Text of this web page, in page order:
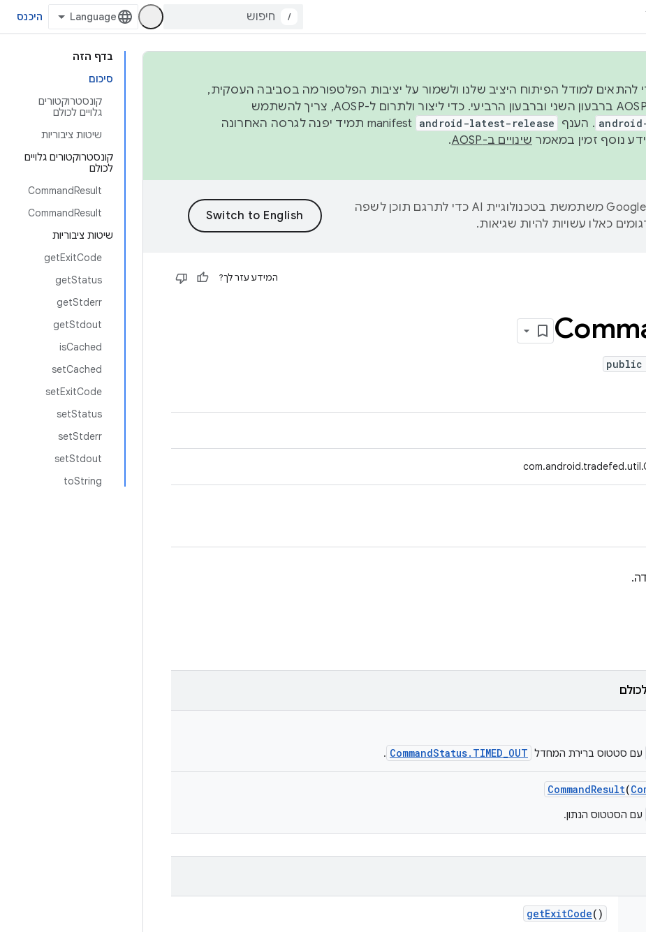
/ היכנס
בדף הזה
סיכום
קונסטרוקטורים
גלויים לכולם
שיטות ציבוריות
קונסטרוקטורים גלויים
לכולם
CommandResult
CommandResult
שיטות ציבוריות
getExitCode
getStatus
getStderr
getStdout
isCached
setCached
setExitCode
setStatus
setStderr
setStdout
toString
2026, כדי להתאים למודל הפיתוח היציב שלנו ולשמור על יציבות הפלטפורמה בסביבה העסקית,
נפרסם קוד מקור ב-AOSP ברבעון השני וברבעון הרביעי. כדי ליצור ולתרום ל-AOSP, צריך להשתמש
. הענף android-latest-release
manifest תמיד יפנה לגרסה האחרונה
שינויים ב-AOSP .
‫Google משתמשת בטכנולוגיית AI כדי לתרגם תוכן לשפה
כאלו עשויות להיות שגיאות.
המידע עזר לך?
public
עם סטטוס ברירת המחדל CommandStatus.TIMED_OUT
.
CommandResult(
עם הסטטוס הנתון.
getExitCode()